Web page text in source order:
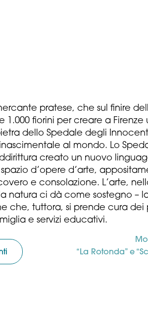
pratese, che sul finire
fiorini per creare a
dello Spedale degli
al mondo. Lo
creato un nuovo
d’opere d’arte,
e consolazione. L’arte,
natura ci dà come sostegno –
che, tuttora, si prende cura dei
e servizi educativi.
“La Rotonda” e